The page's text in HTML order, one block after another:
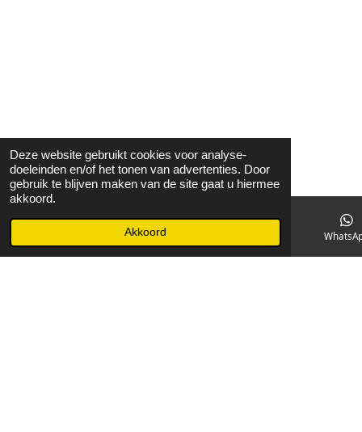
Deze website gebruikt cookies voor analyse-
doeleinden en/of het tonen van advertenties. Door
gebruik te blijven maken van de site gaat u hiermee
akkoord.
Akkoord